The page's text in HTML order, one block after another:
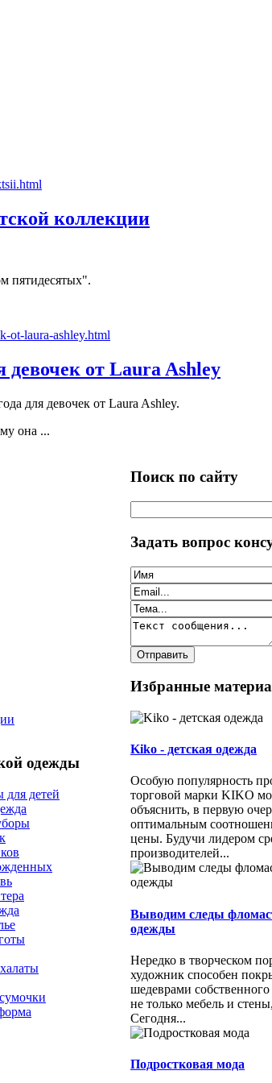
коллекции
пятидесятых".
от Laura Ashley
для девочек от Laura Ashley.
она ...
одежды
для детей
Поиск по сайту
Задать вопрос
Избранные
Kiko - детская одежда
Особую популярность
торговой марки KIKO
объяснить, в первую
оптимальным
цены. Будучи лидером
производителей...
Выводим следы
одежды
Нередко в творческом
художник способен
шедеврами собственного
не только мебель и
Сегодня...
Подростковая мода